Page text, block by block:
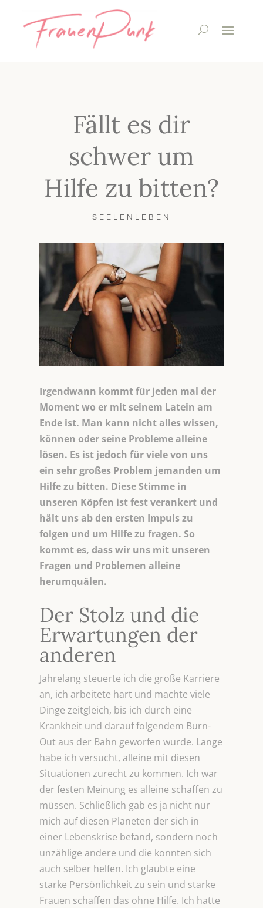
Fällt es dir
schwer um
Hilfe zu bitten?
SEELENLEBEN
Irgendwann kommt für jeden mal der
Moment wo er mit seinem Latein am
Ende ist. Man kann nicht alles wissen,
können oder seine Probleme alleine
lösen. Es ist jedoch für viele von uns
ein sehr großes Problem jemanden um
Hilfe zu bitten. Diese Stimme in
unseren Köpfen ist fest verankert und
hält uns ab den ersten Impuls zu
folgen und um Hilfe zu fragen. So
kommt es, dass wir uns mit unseren
Fragen und Problemen alleine
herumquälen.
Der Stolz und die
Erwartungen der
anderen
Jahrelang steuerte ich die große Karriere
an, ich arbeitete hart und machte viele
Dinge zeitgleich, bis ich durch eine
Krankheit und darauf folgendem Burn-
Out aus der Bahn geworfen wurde. Lange
habe ich versucht, alleine mit diesen
Situationen zurecht zu kommen. Ich war
der festen Meinung es alleine schaffen zu
müssen. Schließlich gab es ja nicht nur
mich auf diesen Planeten der sich in
einer Lebenskrise befand, sondern noch
unzählige andere und die konnten sich
auch selber helfen. Ich glaubte eine
starke Persönlichkeit zu sein und starke
Frauen schaffen das ohne Hilfe. Ich hatte